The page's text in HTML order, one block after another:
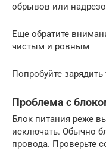
обрывов или
Еще обратите
чистым и ровным
Попробуйте
Проблема с
Блок питания реже
исключать. Обычно
провода. Проверьте